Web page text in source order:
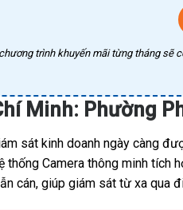
trình khuyến mãi từng tháng sẽ
Minh: Phường
sát kinh doanh ngày càng
thống Camera thông minh tích
cán, giúp giám sát từ xa qua